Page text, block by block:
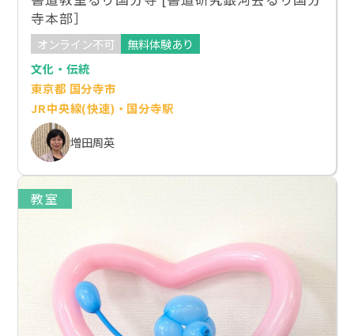
寺本部］
オンライン不可
無料体験あり
文化・伝統
東京都 国分寺市
JR中央線(快速)・国分寺駅
増田周英
教室